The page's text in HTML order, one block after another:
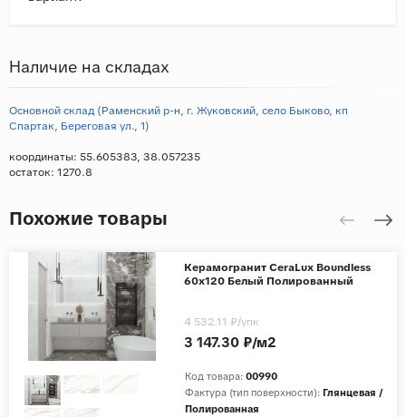
Наличие на складах
Основной склад (Раменский р-н, г. Жуковский, село Быково, кп
Спартак, Береговая ул., 1)
координаты: 55.605383, 38.057235
остаток: 1270.8
Похожие товары
Керамогранит CeraLux Boundless
60x120 Белый Полированный
Код товара: 00990
Фактура (тип поверхности): Глянцевая /
Полированная
3 147.30 ₽/м2
4 532.11 ₽/упк